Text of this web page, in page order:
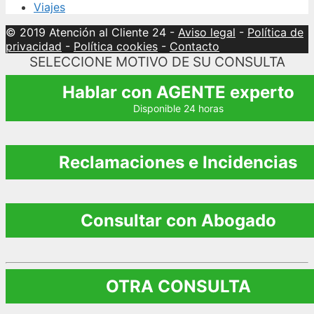
Viajes
© 2019 Atención al Cliente 24 - Aviso legal - Política de
privacidad - Política cookies - Contacto
SELECCIONE MOTIVO DE SU CONSULTA
Hablar con AGENTE experto
Disponible 24 horas
Reclamaciones e Incidencias
Consultar con Abogado
OTRA CONSULTA